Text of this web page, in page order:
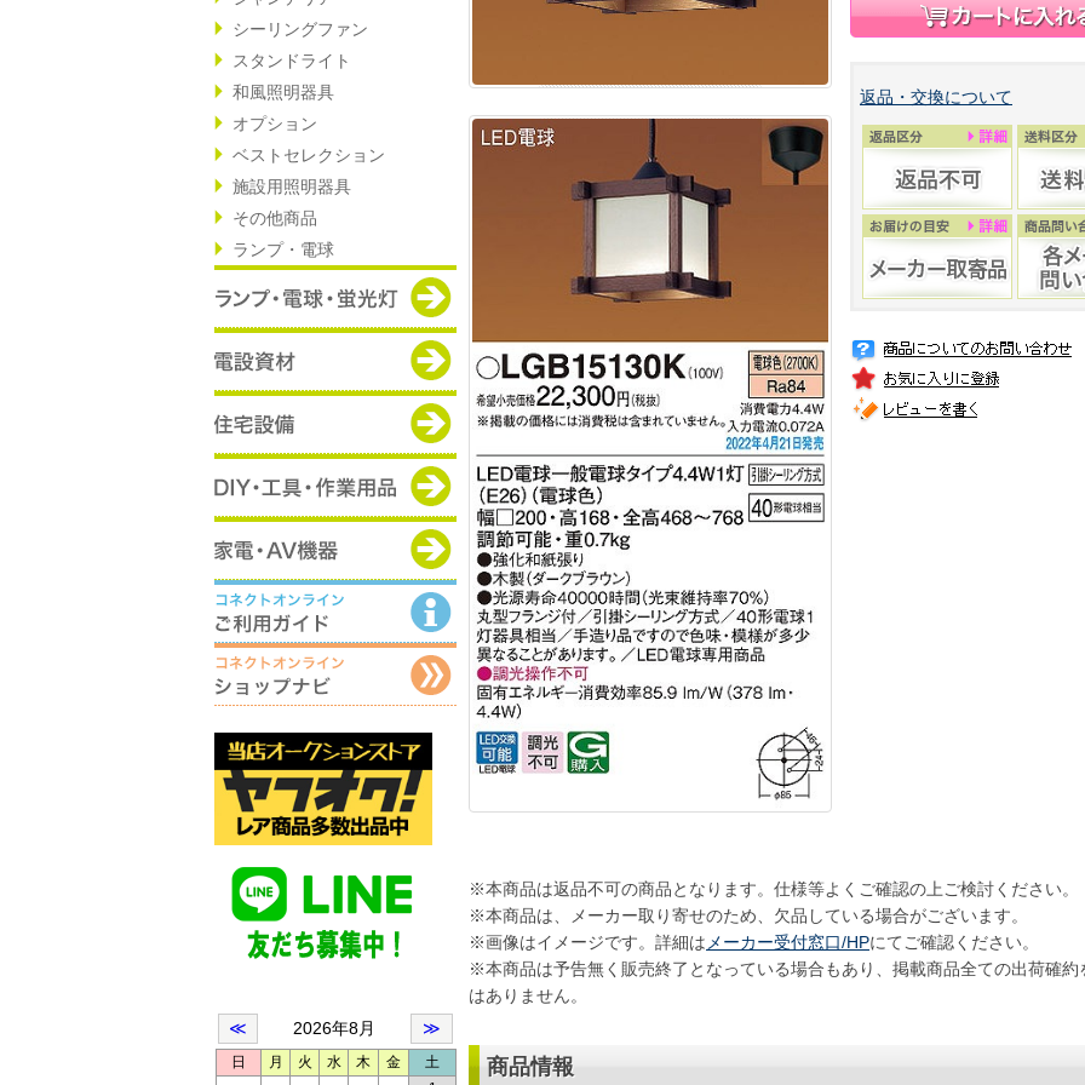
シーリングファン
スタンドライト
和風照明器具
オプション
ベストセレクション
施設用照明器具
その他商品
ランプ・電球
返品・交換について
※本商品は返品不可の商品となります。仕様等よくご確認の上ご検討ください。
※本商品は、メーカー取り寄せのため、欠品している場合がございます。
※画像はイメージです。詳細は メーカー受付窓口/HPにてご確認ください。
※本商品は予告無く販売終了となっている場合もあり、掲載商品全ての出荷確約
はありません。
商品情報